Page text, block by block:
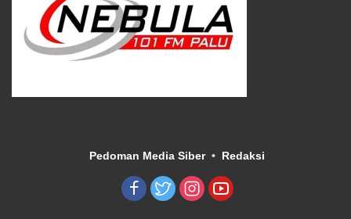
Pedoman Media Siber Redaksi